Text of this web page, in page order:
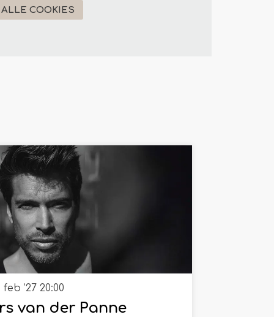
ALLE COOKIES
van der Panne
feb ’27 20:00